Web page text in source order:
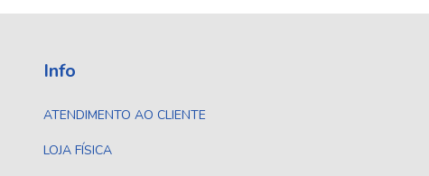
Info
ATENDIMENTO AO CLIENTE
LOJA FÍSICA